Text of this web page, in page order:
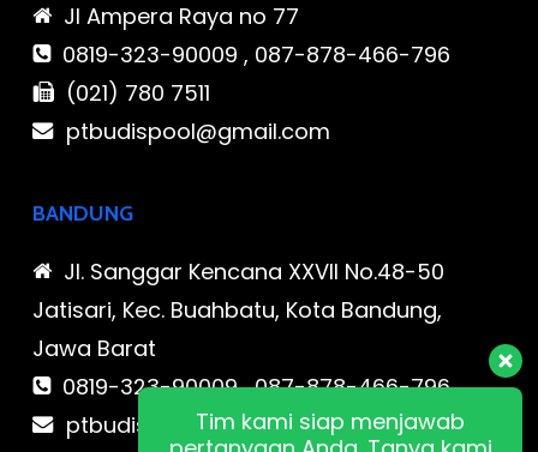
Jl Ampera Raya no 77
0819-323-90009 , 087-878-466-796
(021) 780 7511
ptbudispool@gmail.com
BANDUNG
Jl. Sanggar Kencana XXVII No.48-50
Jatisari, Kec. Buahbatu, Kota Bandung,
Jawa Barat
0819-323-90009 , 087-878-466-796
ptbudispool@gmail.comTim kami siap menjawab